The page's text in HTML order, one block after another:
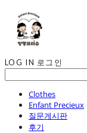
LOG IN 로그인
Clothes
Enfant Precieux
질문게시판
후기